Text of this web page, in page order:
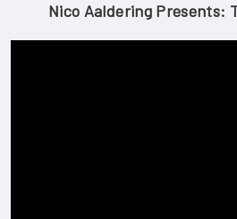
Nico Aaldering Presents: